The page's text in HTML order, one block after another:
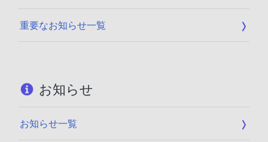
重要なお知らせ一覧
お知らせ
お知らせ一覧